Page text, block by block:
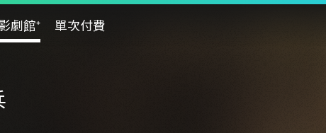
劇館⁺ 單次付費